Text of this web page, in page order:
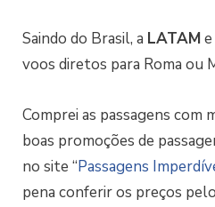
Saindo do Brasil, a LATAMe
voos diretos para Roma ou
Comprei as passagens com
boas promoções de
no site “Passagens
pena conferir os preços